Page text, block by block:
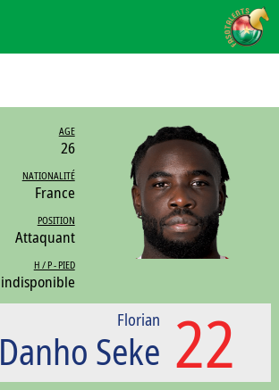
AGE
26
NATIONALITÉ
France
POSITION
Attaquant
H / P - PIED
indisponible
22
Florian
Danho Seke